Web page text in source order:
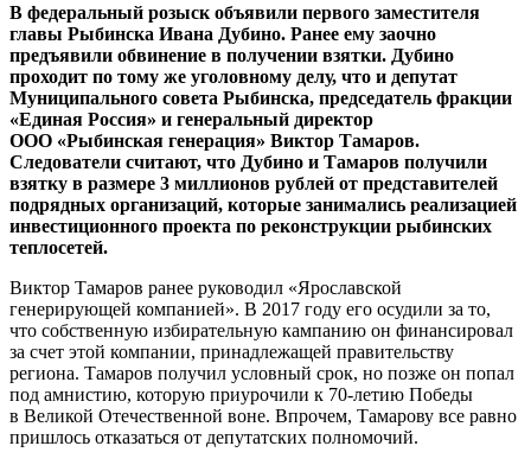
В федеральный розыск объявили первого заместителя
главы Рыбинска Ивана Дубино. Ранее ему заочно
предъявили обвинение в получении взятки. Дубино
проходит по тому же уголовному делу, что и депутат
Муниципального совета Рыбинска, председатель фракции
«Единая Россия» и генеральный директор
ООО «Рыбинская генерация» Виктор Тамаров.
Следователи считают, что Дубино и Тамаров получили
взятку в размере 3 миллионов рублей от представителей
подрядных организаций, которые занимались реализацией
инвестиционного проекта по реконструкции рыбинских
теплосетей.
Виктор Тамаров ранее руководил «Ярославской
генерирующей компанией». В 2017 году его осудили за то,
что собственную избирательную кампанию он финансировал
за счет этой компании, принадлежащей правительству
региона. Тамаров получил условный срок, но позже он попал
под амнистию, которую приурочили к 70-летию Победы
в Великой Отечественной воне. Впрочем, Тамарову все равно
пришлось отказаться от депутатских полномочий.